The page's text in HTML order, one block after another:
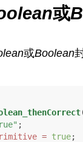
或
或Boolean
;
= true;